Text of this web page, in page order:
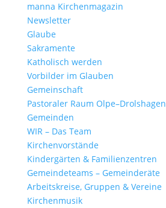
manna Kirchen­ma­gazin
News­letter
Glaube
Sakra­mente
Katho­lisch werden
Vorbilder im Glauben
Gemein­schaft
Pasto­raler Raum Olpe–Drolshagen
Gemeinden
WIR – Das Team
Kirchen­vor­stände
Kinder­gärten & Familienzentren
Gemein­de­teams – Gemeinderäte
Arbeits­kreise, Gruppen & Vereine
Kirchen­musik